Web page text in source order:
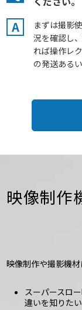
A
まずは撮影
況を確認し
れば操作レ
の発送ある
映像制作
映像制作や撮影機
スーパースロ
違いを知りたい